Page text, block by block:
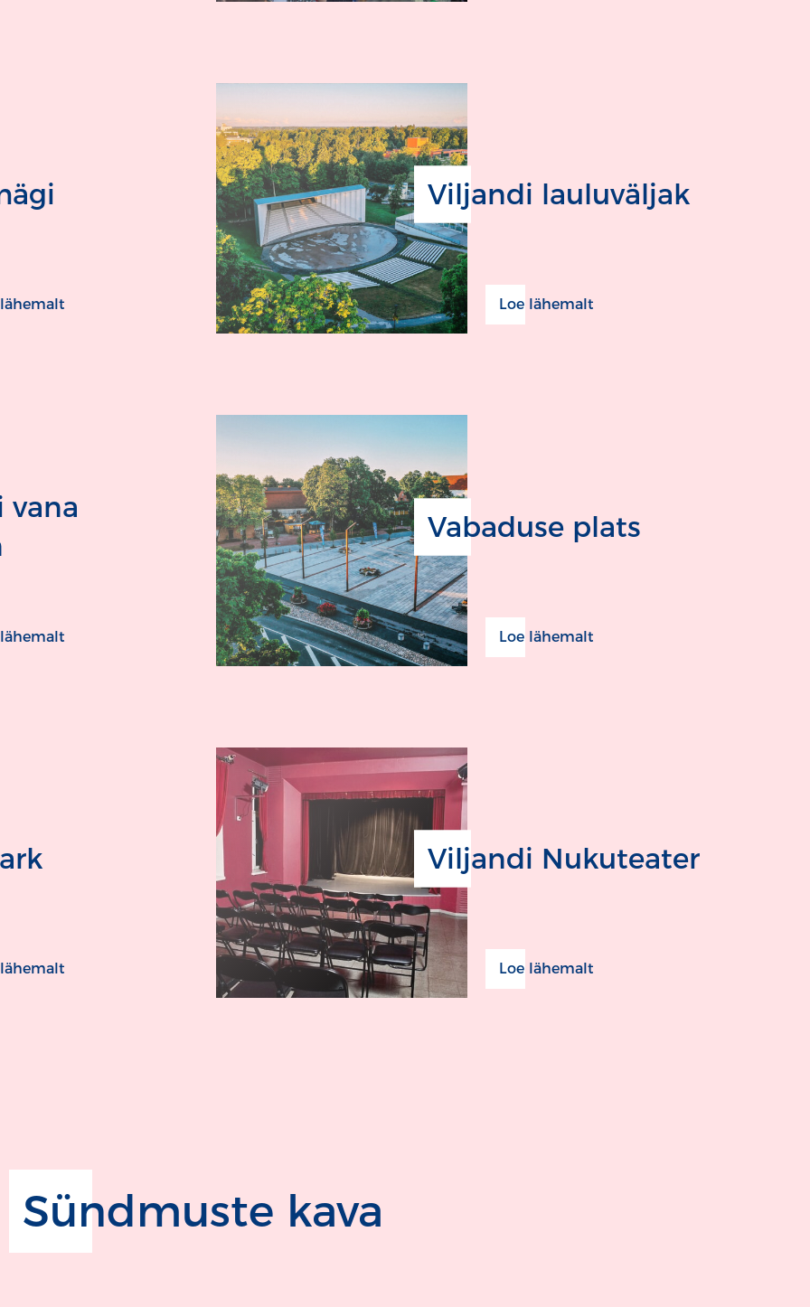
Viljandi lauluväljak
Loe lähemalt
vana
Vabaduse plats
Loe lähemalt
Viljandi Nukuteater
Loe lähemalt
Sündmuste kava